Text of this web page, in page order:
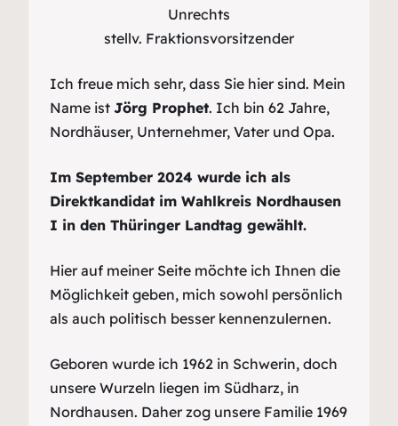
Unrechts
stellv. Fraktionsvorsitzender
Ich freue mich sehr, dass Sie hier sind. Mein
Name ist Jörg Prophet. Ich bin 62 Jahre,
Nordhäuser, Unternehmer, Vater und Opa.
Im September 2024 wurde ich als
Direktkandidat im Wahlkreis Nordhausen
I in den Thüringer Landtag gewählt.
Hier auf meiner Seite möchte ich Ihnen die
Möglichkeit geben, mich sowohl persönlich
als auch politisch besser kennenzulernen.
Geboren wurde ich 1962 in Schwerin, doch
unsere Wurzeln liegen im Südharz, in
Nordhausen. Daher zog unsere Familie 1969